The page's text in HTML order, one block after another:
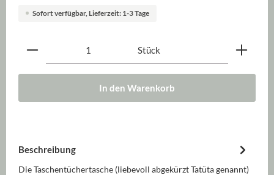
Sofort verfügbar, Lieferzeit: 1-3 Tage
Produkt Anzahl: Gib den gewünschten Wert ein
Stück
In den Warenkorb
Beschreibung
Die Taschentüchertasche (liebevoll abgekürzt Tatüta genannt)